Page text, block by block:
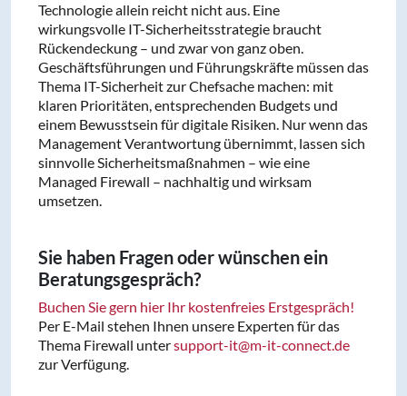
Technologie allein reicht nicht aus. Eine
wirkungsvolle IT-Sicherheitsstrategie braucht
Rückendeckung – und zwar von ganz oben.
Geschäftsführungen und Führungskräfte müssen das
Thema IT-Sicherheit zur Chefsache machen: mit
klaren Prioritäten, entsprechenden Budgets und
einem Bewusstsein für digitale Risiken. Nur wenn das
Management Verantwortung übernimmt, lassen sich
sinnvolle Sicherheitsmaßnahmen – wie eine
Managed Firewall – nachhaltig und wirksam
umsetzen.
Sie haben Fragen oder wünschen ein
Beratungsgespräch?
Buchen Sie gern hier Ihr kostenfreies Erstgespräch!
Per E-Mail stehen Ihnen unsere Experten für das
Thema Firewall untersupport-it@m-it-connect.de
zur Verfügung.